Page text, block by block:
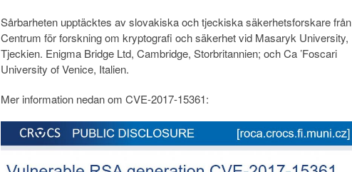
Sårbarheten upptäcktes av slovakiska och tjeckiska säkerhetsforskare från
Centrum för forskning om kryptografi och säkerhet vid Masaryk University,
Tjeckien. Enigma Bridge Ltd, Cambridge, Storbritannien; och Ca ’Foscari
University of Venice, Italien.
Mer information nedan om CVE-2017-15361: